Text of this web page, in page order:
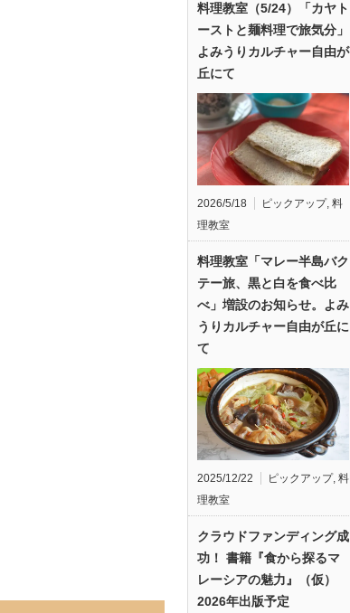
料理教室（5/24）「カヤト
ーストと麺料理で旅気分」
よみうりカルチャー自由が
丘にて
2026/5/18 ピックアップ, 料
理教室
料理教室「マレー半島バク
テー旅、黒と白を食べ比
べ」増設のお知らせ。よみ
うりカルチャー自由が丘に
て
2025/12/22 ピックアップ, 料
理教室
クラウドファンディング成
功！ 書籍『食から探るマ
レーシアの魅力』（仮）
2026年出版予定